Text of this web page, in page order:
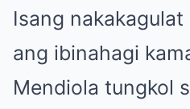
Isang
ang ibinahagi
Mendiola tungkol